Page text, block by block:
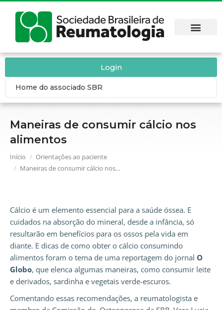
Maneiras de consumir cálcio nos
alimentos
Você está aqui:
Início
Orientações ao paciente
Maneiras de consumir cálcio nos…
Login
Home do associado SBR
Cálcio é um elemento essencial para a saúde óssea. E
cuidados na absorção do mineral, desde a infância, só
resultarão em benefícios para os ossos pela vida em
diante. E dicas de como obter o cálcio consumindo
alimentos foram o tema de uma reportagem do jornal O
Globo, que elenca algumas maneiras, como consumir leite
e derivados, sardinha e vegetais verde-escuros.
Comentando essas recomendações, a reumatologista e